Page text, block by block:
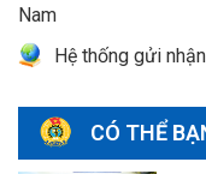
Nam
Hệ thống gửi
CÓ THỂ